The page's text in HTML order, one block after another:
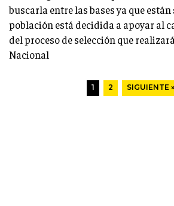
buscarla entre las bases ya que están
población está decidida a apoyar al
del proceso de selección que
Nacional
1 2 SIGUIENTE »